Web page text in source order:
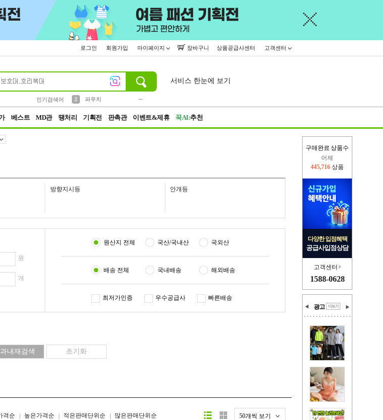
로그인 회원가입 마이페이지 장바구니 상품공급사센터 고객센터
인기검색어
2
파우치
서비스 한눈에 보기
베스트 MD관 땡처리 기획전 판촉관 이벤트&제휴 꾹AI:추천
구매완료 상품수
445,716 상품
오늘(현재)
372,618 상품
다양한 입점혜택
공급사입점상담
고객센터
1588-0628
광고
방향지시등 안개등
원
개
원산지 전체 국산/국내산 국외산
배송 전체 국내배송 해외배송
최저가인증 우수공급사 빠른배송
격순 높은가격순 적은판매단위순 많은판매단위순 50개씩 보기